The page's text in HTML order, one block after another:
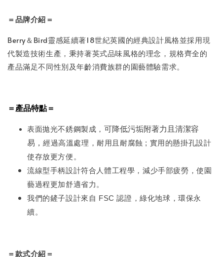
＝品牌介紹＝
Berry＆Bird靈感延續著18世紀英國的經典設計風格並採用現
代製造技術生產，秉持著英式品味風格的理念，規格齊全的
產品滿足不同性別及年齡消費族群的園藝體驗需求。
＝產品特點＝
表面拋光不銹鋼製成， 可降低污垢附著力且清潔容
易， 經過高溫處理，耐用且耐腐蝕 ; 實用的懸掛孔設計
使存放更方便。
流線型手柄設計符合人體工程學，減少手部疲勞，使園
藝過程更加舒適省力。
我們的鏟子設計來自 FSC 認證，綠化地球，環保永
續。
＝款式介紹＝